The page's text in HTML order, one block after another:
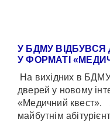
У БДМУ ВІДБУВСЯ
У ФОРМАТІ
На вихідних в
дверей у новому
«Медичний квест».
майбутнім